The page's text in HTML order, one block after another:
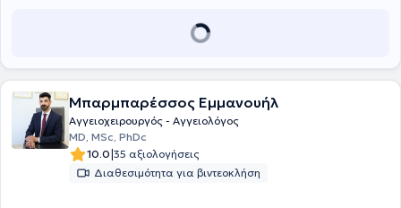
Μπαρμπαρέσσος Εμμανουήλ
Αγγειοχειρουργός - Αγγειολόγος
MD, MSc, PhDc
10.0|35 αξιολογήσεις
Διαθεσιμότητα για βιντεοκλήση